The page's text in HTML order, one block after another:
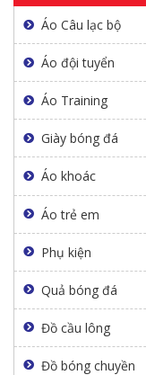
XEM THÊM
Áo Câu lạc bộ
Áo đội tuyển
Áo Training
Giày bóng đá
Áo khoác
Áo trẻ em
Phụ kiện
Quả bóng đá
Đồ cầu lông
Đồ bóng chuyền